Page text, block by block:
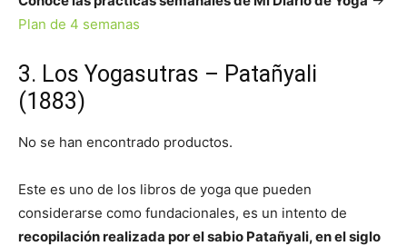
Plan de 4 semanas
3. Los Yogasutras – Patañyali
(1883)
No se han encontrado productos.
Este es uno de los libros de yoga que pueden
considerarse como fundacionales, es un intento de
recopilación realizada por el sabio Patañyali, en el siglo